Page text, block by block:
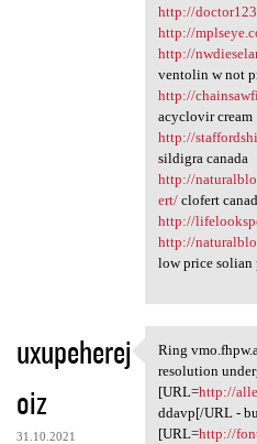
http://
http://
http://
ventolin w not
http://
acyclovir cream
http://
sildigra canada
http://
ert/clofert
http://
http://
low price solian
uxupeherej
oiz
31.10.2021
Ring
Ring
resolution
[URL=http://
ddavp[/URL -
[URL=http://